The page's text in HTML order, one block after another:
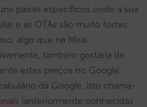
países específicos onde a sua
e as OTAs são muito fortes.
algo que na Mirai
também gostaria de
estes preços no Google
da Google, isto chama-
(anteriormente conhecidas